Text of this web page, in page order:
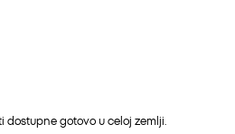
gotovo u celoj zemlji.